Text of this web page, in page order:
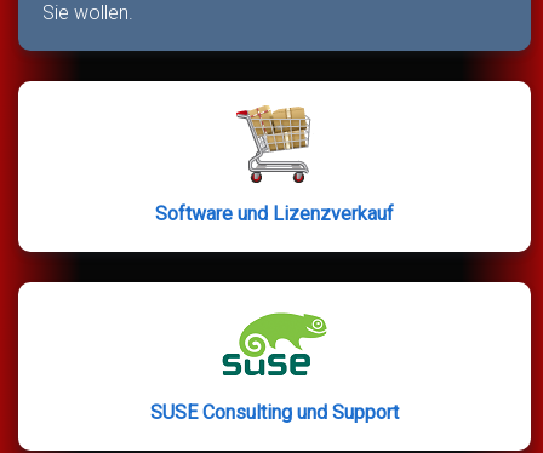
Sie wollen.
Software und Lizenzverkauf
SUSE Consulting und Support